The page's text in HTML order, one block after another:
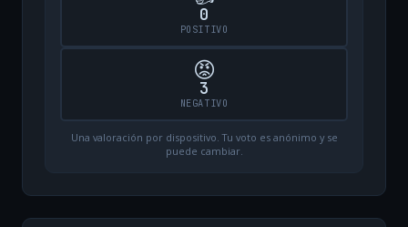
0
POSITIVO
😡
3
NEGATIVO
Una valoración por dispositivo. Tu voto es anónimo y se
puede cambiar.